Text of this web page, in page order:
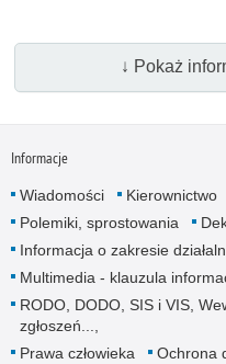
↓ Pokaż
Informacje
Wiadomości Kierownictwo
Polemiki, sprostowania
Informacja o zakresie
Multimedia - klauzula
RODO, DODO, SIS i VIS,
zgłoszeń...,
Prawa człowieka
Ochrona